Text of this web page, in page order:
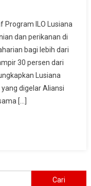
Program ILO Lusiana
dan perikanan di
bagi lebih dari
30 persen dari
Lusiana
digelar Aliansi
[…]